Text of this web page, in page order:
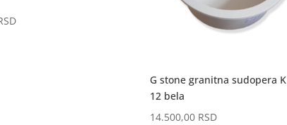
G stone granitna sudopera
12 bela
14.500,00 RSD